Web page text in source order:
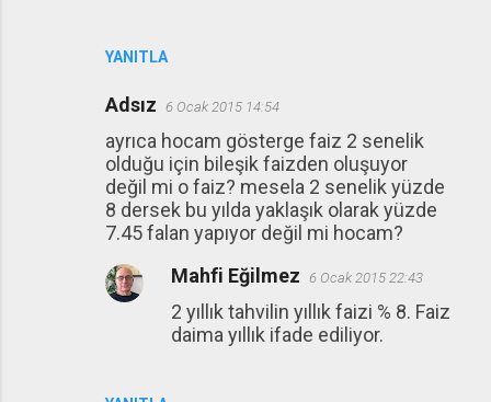
YANITLA
Adsız 6 Ocak 2015 14:54
ayrıca hocam gösterge faiz 2 senelik
olduğu için bileşik faizden oluşuyor
değil mi o faiz? mesela 2 senelik yüzde
8 dersek bu yılda yaklaşık olarak yüzde
7.45 falan yapıyor değil mi hocam?
Mahfi Eğilmez 6 Ocak 2015 22:43
2 yıllık tahvilin yıllık faizi % 8. Faiz
daima yıllık ifade ediliyor.